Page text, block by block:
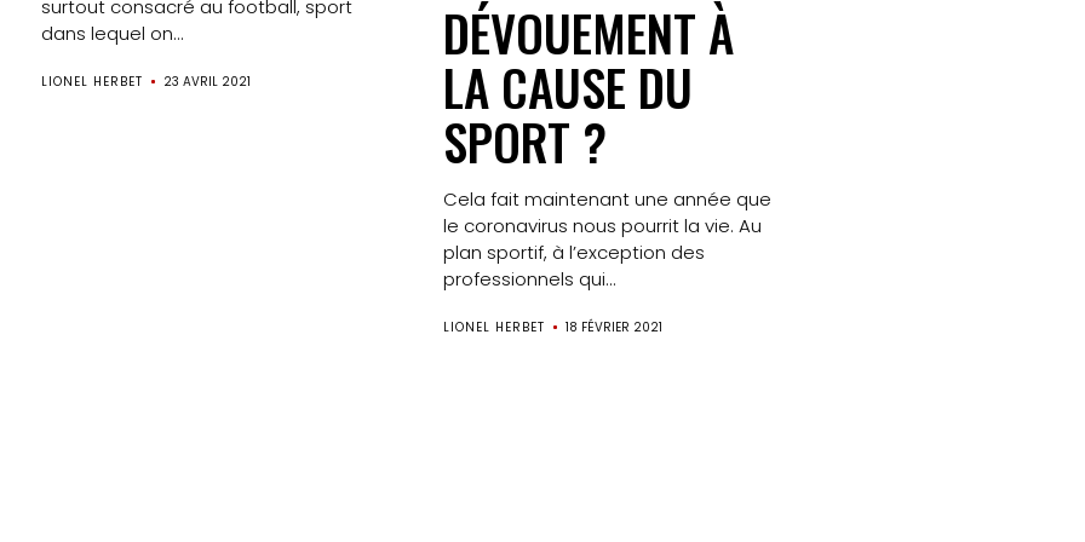
Partenaires
Mentions
légales
Contact
surtout consacré au football, sport
dans lequel on...
LIONEL HERBET 23 AVRIL 2021
DÉVOUEMENT À
LA CAUSE DU
SPORT ?
Cela fait maintenant une année que
le coronavirus nous pourrit la vie. Au
plan sportif, à l’exception des
professionnels qui...
LIONEL HERBET 18 FÉVRIER 2021